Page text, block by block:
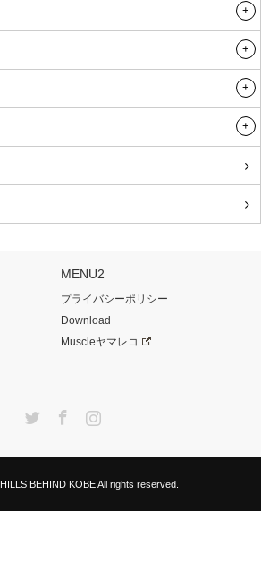
MENU2
プライバシーポリシー
Download
Muscleヤマレコ
HILLS BEHIND KOBEAll rights reserved.